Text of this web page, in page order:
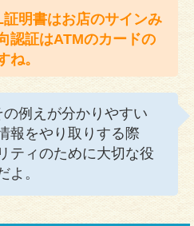
明書はお店のサインみ
認証はATMのカードの
ね。
例えが分かりやすい
報をやり取りする際
ティのために大切な役
よ。